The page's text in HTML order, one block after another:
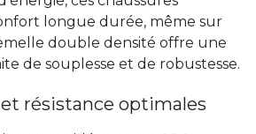
longue durée, même sur
double densité offre une
de souplesse et de robustesse.
résistance optimales